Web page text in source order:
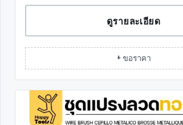
ดูรายละเอียด
+ ขอราคา